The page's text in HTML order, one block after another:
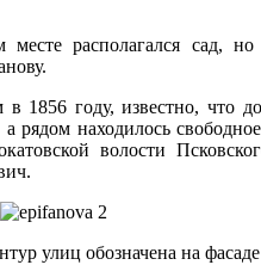
располагался сад, но
году, известно, что
находилось
волости
улиц обозначена на